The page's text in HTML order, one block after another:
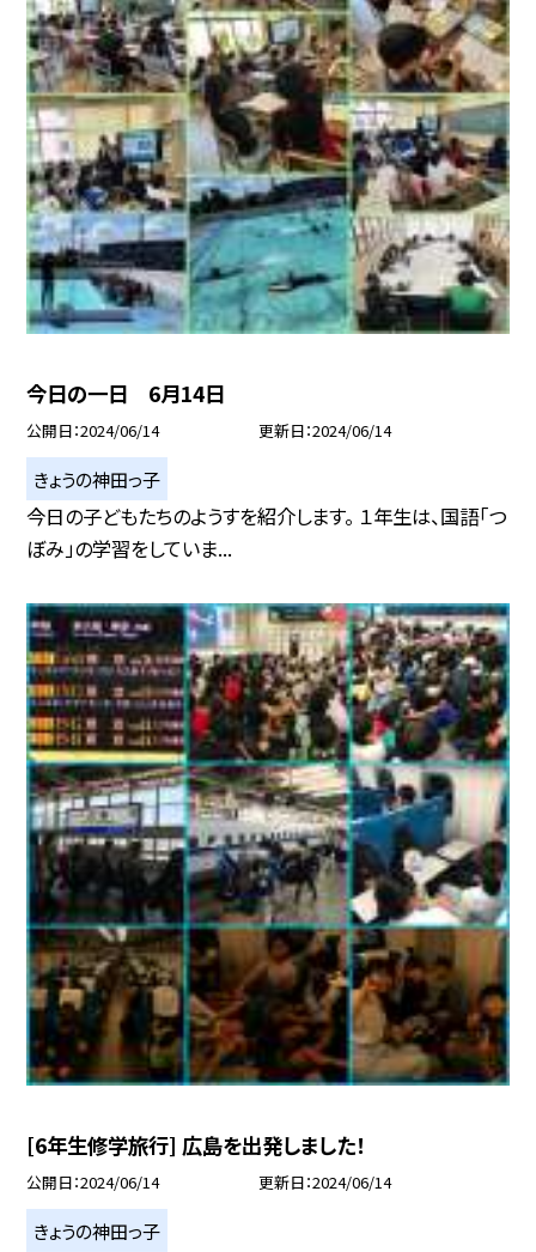
今日の一日 6月14日
公開日 2024/06/14 更新日 2024/06/14
きょうの神田っ子
今日の子どもたちのようすを紹介します。 １年生は、国語「つ
ぼみ」の学習をしていま...
[6年生修学旅行] 広島を出発しました！
公開日 2024/06/14 更新日 2024/06/14
きょうの神田っ子